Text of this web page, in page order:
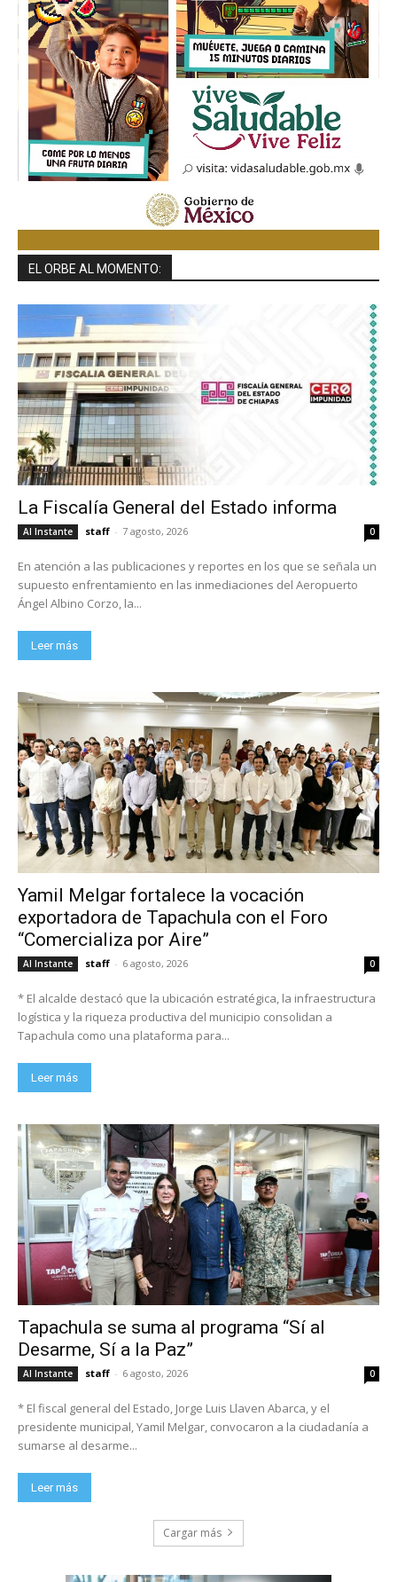
EL ORBE AL MOMENTO:
La Fiscalía General del Estado informa
Al Instante staff - 7 agosto, 2026 0
En atención a las publicaciones y reportes en los que se señala un
supuesto enfrentamiento en las inmediaciones del Aeropuerto
Ángel Albino Corzo, la...
Leer más
Yamil Melgar fortalece la vocación
exportadora de Tapachula con el Foro
“Comercializa por Aire”
Al Instante staff - 6 agosto, 2026 0
* El alcalde destacó que la ubicación estratégica, la infraestructura
logística y la riqueza productiva del municipio consolidan a
Tapachula como una plataforma para...
Leer más
Tapachula se suma al programa “Sí al
Desarme, Sí a la Paz”
Al Instante staff - 6 agosto, 2026 0
* El fiscal general del Estado, Jorge Luis Llaven Abarca, y el
presidente municipal, Yamil Melgar, convocaron a la ciudadanía a
sumarse al desarme...
Leer más
Cargar más